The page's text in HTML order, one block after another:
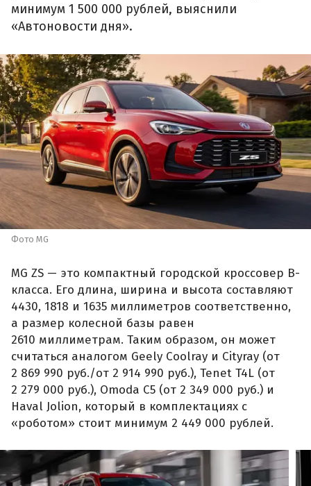
минимум 1 500 000 рублей, выяснили
«Автоновости дня».
Фото MG
MG ZS — это компактный городской кроссовер B-
класса. Его длина, ширина и высота составляют
4430, 1818 и 1635 миллиметров соответственно,
а размер колесной базы равен
2610 миллиметрам. Таким образом, он может
считаться аналогом Geely Coolray и Cityray (от
2 869 990 руб./от 2 914 990 руб.), Tenet T4L (от
2 279 000 руб.), Omoda C5 (от 2 349 000 руб.) и
Haval Jolion, который в комплектациях с
«роботом» стоит минимум 2 449 000 рублей.